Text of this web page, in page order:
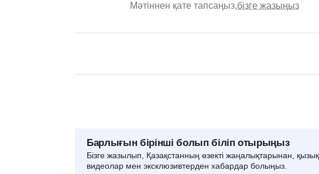
Мәтіннен қате тапсаңыз,бізге жазыңыз
Барлығын бірінші болып біліп отырыңыз
Бізге жазылып, Қазақстанның өзекті жаңалықтарынан,
видеолар мен эксклюзивтерден хабардар болыңыз.